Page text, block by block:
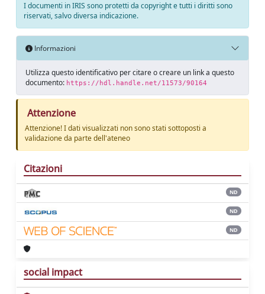
I documenti in IRIS sono protetti da copyright e tutti i diritti sono
riservati, salvo diversa indicazione.
Informazioni
Utilizza questo identificativo per citare o creare un link a questo
documento: https://hdl.handle.net/11573/90164
Attenzione
Attenzione! I dati visualizzati non sono stati sottoposti a
validazione da parte dell'ateneo
Citazioni
ND
ND
ND
social impact